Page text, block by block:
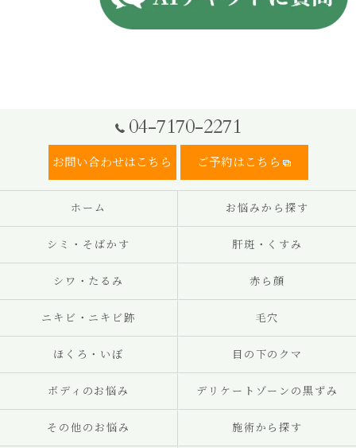
04-7170-2271
お問い合わせはこちら ご予約はこちら
ホーム お悩みから探す
シミ・そばかす 肝斑・くすみ
シワ・たるみ 赤ら顔
ニキビ・ニキビ跡 毛穴
ほくろ・いぼ 目の下のクマ
ボディのお悩み デリケートゾーンの黒ずみ
その他のお悩み 施術から探す